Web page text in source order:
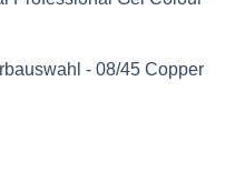
- 08/45 Copper